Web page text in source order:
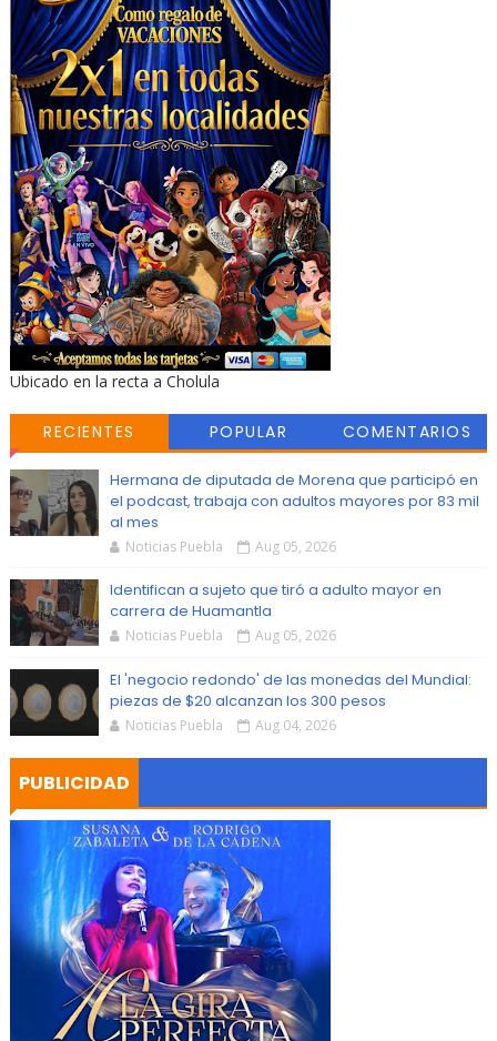
Ubicado en la recta a Cholula
RECIENTES POPULAR COMENTARIOS
Hermana de diputada de Morena que participó en
el podcast, trabaja con adultos mayores por 83 mil
al mes
Noticias Puebla Aug 05, 2026
Identifican a sujeto que tiró a adulto mayor en
carrera de Huamantla
Noticias Puebla Aug 05, 2026
El 'negocio redondo' de las monedas del Mundial:
piezas de $20 alcanzan los 300 pesos
Noticias Puebla Aug 04, 2026
PUBLICIDAD